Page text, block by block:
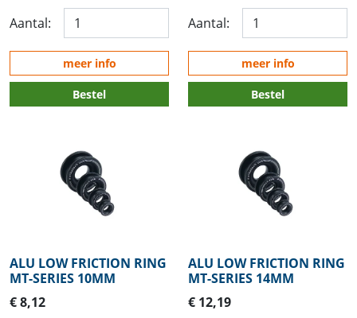
Aantal:
meer info
Bestel
Aantal:
meer info
Bestel
ALU LOW FRICTION RING
MT-SERIES 10MM
€ 8,12
ALU LOW FRICTION RING
MT-SERIES 14MM
€ 12,19